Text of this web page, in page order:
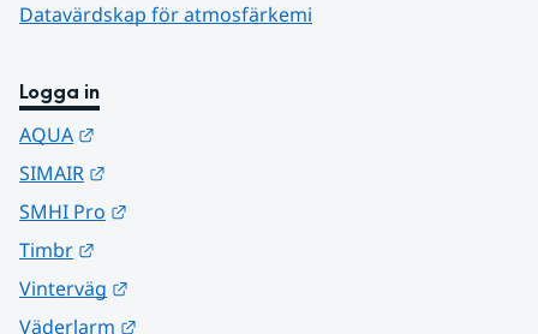
Datavärdskap för atmosfärkemi
Logga in
AQUA
SIMAIR
SMHI Pro
Timbr
Vinterväg
Väderlarm